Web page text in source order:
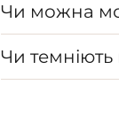
Чи можна
Чи